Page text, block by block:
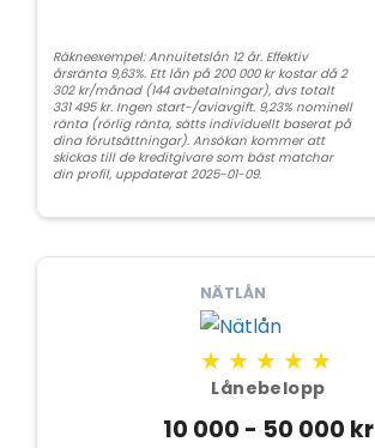
Räkneexempel: Annuitetslån 12 år. Effektiv
årsränta 9,63%. Ett lån på 200 000 kr kostar då 2
302 kr/månad (144 avbetalningar), dvs totalt
331 495 kr. Ingen start-/aviavgift. 9,23% nominell
ränta (rörlig ränta, sätts individuellt baserat på
dina förutsättningar). Ansökan kommer att
skickas till de kreditgivare som bäst matchar
din profil, uppdaterat 2025-01-09.
NÄTLÅN
★★★★★
Lånebelopp
10 000 - 50 000 kr